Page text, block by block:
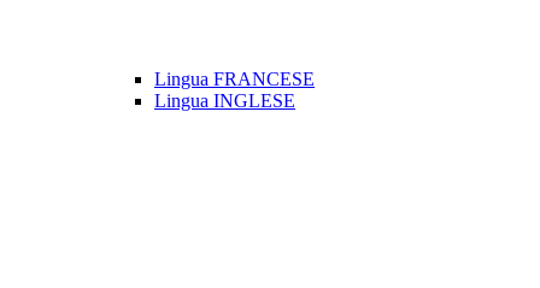
Lingua FRANCESE
Lingua INGLESE